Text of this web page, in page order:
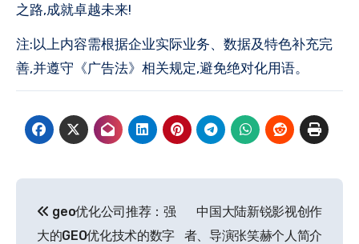
之路,成就卓越未来!
注:以上内容需根据企业实际业务、数据及特色补充完
善,并遵守《广告法》相关规定,避免绝对化用语。
章
geo优化公司推荐：强
大的GEO优化技术的数字
中国大陆新锐影视创作
者、导演张笑赫个人简介